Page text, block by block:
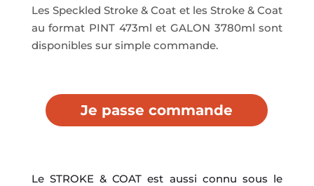
Les Speckled Stroke & Coat et les Stroke & Coat
au format PINT 473ml et GALON 3780ml sont
disponibles sur simple commande.
Je passe commande
Le STROKE & COAT est aussi connu sous le